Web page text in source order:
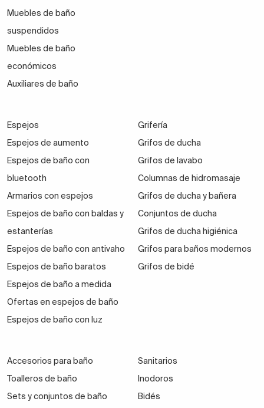
Muebles de baño
suspendidos
Muebles de baño
económicos
Auxiliares de baño
Espejos
Espejos de aumento
Espejos de baño con
bluetooth
Armarios con espejos
Espejos de baño con baldas y
estanterías
Espejos de baño con antivaho
Espejos de baño baratos
Espejos de baño a medida
Ofertas en espejos de baño
Espejos de baño con luz
Grifería
Grifos de ducha
Grifos de lavabo
Columnas de hidromasaje
Grifos de ducha y bañera
Conjuntos de ducha
Grifos de ducha higiénica
Grifos para baños modernos
Grifos de bidé
Accesorios para baño
Toalleros de baño
Sets y conjuntos de baño
Sanitarios
Inodoros
Bidés